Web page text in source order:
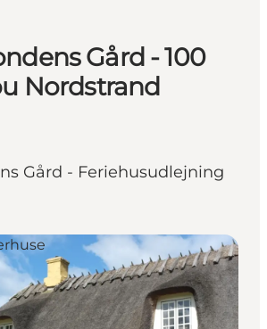
Gård - 100
Nordstrand
Gård - Feriehusudlejning